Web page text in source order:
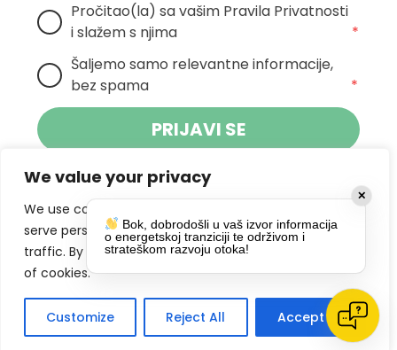
We value your privacy
We use cookies to enhance your browsing experience,
serve personalized ads or content, and analyze our
traffic. By clicking "Accept All", you consent to our use
of cookies.
Customize Reject All Accept All
Pročitao(la) sa vašim Pravila Privatnosti
i slažem s njima
*
Šaljemo samo relevantne informacije,
bez spama
*
PRIJAVI SE
Klikom na gumb dajete suglasnost za
primanje novosti Pokreta Otoka te se
slažete spolitikom privatnosti.
DRUŠTVENE MREŽE
✕
Bok, dobrodošli u vaš izvor informacija
o energetskoj tranziciji te održivom i
strateškom razvoju otoka!